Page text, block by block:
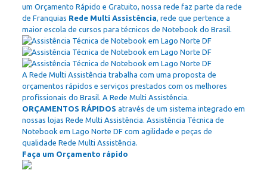
um Orçamento Rápido e Gratuito, nossa rede faz parte da rede
de Franquias Rede Multi Assistência, rede que pertence a
maior escola de cursos para técnicos de Notebook do Brasil.
A Rede Multi Assistência trabalha com uma proposta de
orçamentos rápidos e serviços prestados com os melhores
profissionais do Brasil. A Rede Multi Assistência.
ORÇAMENTOS RÁPIDOS através de um sistema integrado em
nossas lojas Rede Multi Assistência. Assistência Técnica de
Notebook em Lago Norte DF com agilidade e peças de
qualidade Rede Multi Assistência.
Faça um Orçamento rápido